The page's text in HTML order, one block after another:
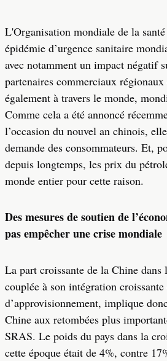
L'Organisation mondiale de la
épidémie d’urgence sanitaire
avec notamment un impact négatif
partenaires commerciaux
également à travers le monde,
Comme cela a été annoncé
l’occasion du nouvel an chinois,
demande des consommateurs. Et,
depuis longtemps, les prix du
monde entier pour cette raison.
Des mesures de soutien de
pas empêcher une crise mondiale
La part croissante de la Chine dans
couplée à son intégration croissante
d’approvisionnement, implique
Chine aux retombées plus
SRAS. Le poids du pays dans la
cette époque était de 4%, contre